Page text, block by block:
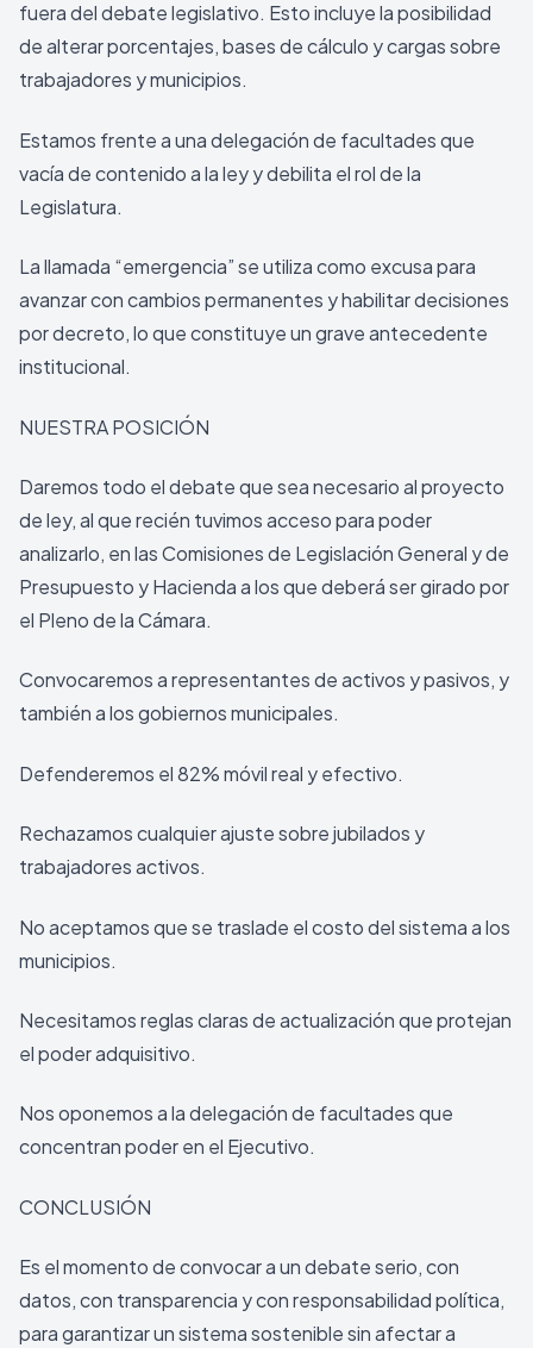
fuera del debate legislativo. Esto incluye la posibilidad
de alterar porcentajes, bases de cálculo y cargas sobre
trabajadores y municipios.
Estamos frente a una delegación de facultades que
vacía de contenido a la ley y debilita el rol de la
Legislatura.
La llamada “emergencia” se utiliza como excusa para
avanzar con cambios permanentes y habilitar decisiones
por decreto, lo que constituye un grave antecedente
institucional.
NUESTRA POSICIÓN
Daremos todo el debate que sea necesario al proyecto
de ley, al que recién tuvimos acceso para poder
analizarlo, en las Comisiones de Legislación General y de
Presupuesto y Hacienda a los que deberá ser girado por
el Pleno de la Cámara.
Convocaremos a representantes de activos y pasivos, y
también a los gobiernos municipales.
Defenderemos el 82% móvil real y efectivo.
Rechazamos cualquier ajuste sobre jubilados y
trabajadores activos.
No aceptamos que se traslade el costo del sistema a los
municipios.
Necesitamos reglas claras de actualización que protejan
el poder adquisitivo.
Nos oponemos a la delegación de facultades que
concentran poder en el Ejecutivo.
CONCLUSIÓN
Es el momento de convocar a un debate serio, con
datos, con transparencia y con responsabilidad política,
para garantizar un sistema sostenible sin afectar a